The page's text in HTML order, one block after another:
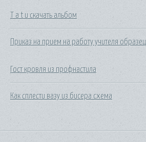
T a t u скачать альбом
Приказ на прием на работу учителя образец
Гост кровля из профнастила
Как сплести вазу из бисера схема